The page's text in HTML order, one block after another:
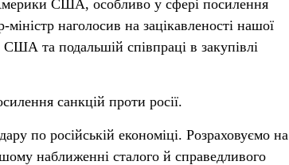
США, особливо у сфері посилення
наголосив на зацікавленості нашої
та подальшій співпраці в закупівлі
санкцій проти росії.
по російській економіці. Розраховуємо на
наближенні сталого й справедливого